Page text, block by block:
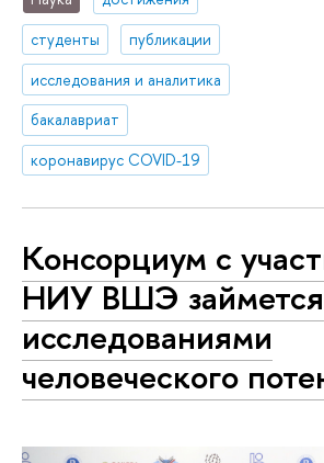
студенты
публикации
исследования и аналитика
бакалавриат
коронавирус COVID-19
Консорциум с
НИУ ВШЭ займется
исследованиями
человеческого